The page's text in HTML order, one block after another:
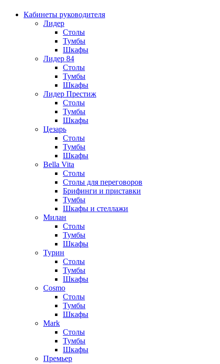
Кабинеты руководителя
Лидер
Столы
Тумбы
Шкафы
Лидер 84
Столы
Тумбы
Шкафы
Лидер Престиж
Столы
Тумбы
Шкафы
Цезарь
Столы
Тумбы
Шкафы
Bella Vita
Столы
Столы для переговоров
Брифинги и приставки
Тумбы
Шкафы и стеллажи
Милан
Столы
Тумбы
Шкафы
Турин
Столы
Тумбы
Шкафы
Cosmo
Столы
Тумбы
Шкафы
Mark
Столы
Тумбы
Шкафы
Премьер